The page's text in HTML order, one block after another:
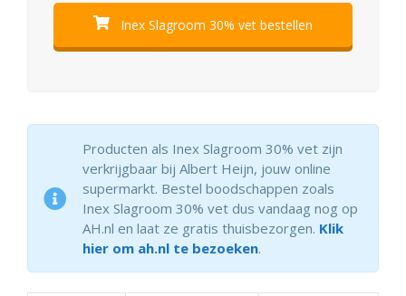
Inex Slagroom 30% vet bestellen
Producten als Inex Slagroom 30% vet zijn
verkrijgbaar bij Albert Heijn, jouw online
supermarkt. Bestel boodschappen zoals
Inex Slagroom 30% vet dus vandaag nog op
AH.nl en laat ze gratis thuisbezorgen. Klik
hier om ah.nl te bezoeken.